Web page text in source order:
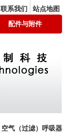
联系我们 站点地图
配件与附件
空气（过滤）呼吸器